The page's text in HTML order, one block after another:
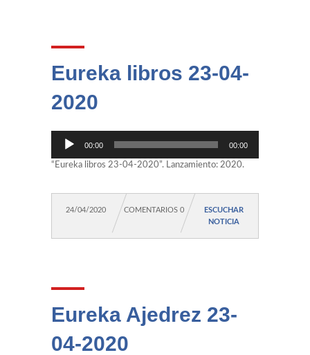
Eureka libros 23-04-
2020
Reproductor
audio
00:00 00:00
“Eureka libros 23-04-2020”. Lanzamiento: 2020.
24/04/2020 COMENTARIOS 0
ESCUCHAR
NOTICIA
Eureka Ajedrez 23-
04-2020